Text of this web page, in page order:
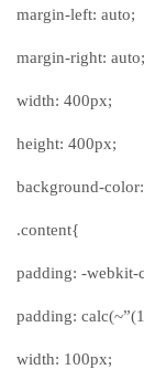
margin-left: auto;
margin-right: auto;
width: 400px;
height: 400px;
background-
.content{
padding: -webkit-
padding:
width: 100px;